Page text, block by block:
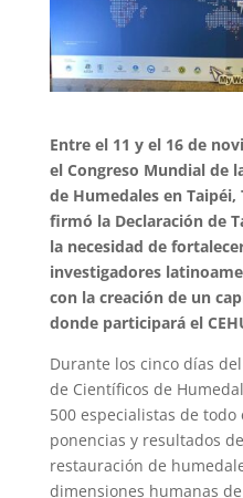
Entre el 11 y el 16 de
el Congreso Mundial de
de Humedales en Taipéi,
firmó la Declaración de
la necesidad de
investigadores
con la creación de un
donde participará el
Durante los cinco días
de Científicos de
500 especialistas de
ponencias y resultados
restauración de
dimensiones humanas